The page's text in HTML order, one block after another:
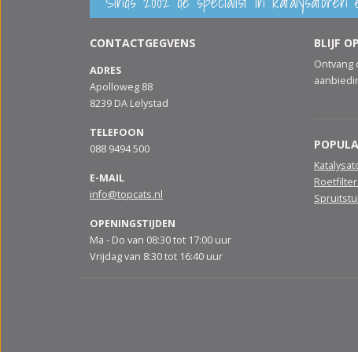
CONTACTGEGVENS
ADRES
Apolloweg 88
8239 DA Lelystad
TELEFOON
088 9494 500
E-MAIL
info@topcats.nl
OPENINGSTIJDEN
Ma - Do van 08:30 tot 17:00 uur
Vrijdag van 8:30 tot 16:40 uur
BLIJF
Ontvang